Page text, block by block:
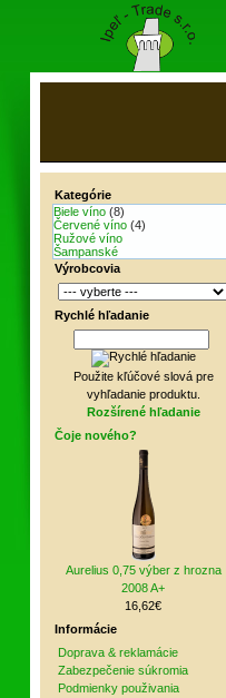
Kategórie
Biele víno (8)
Červené víno (4)
Ružové víno
Šampanské
Výrobcovia
Rychlé hľadanie
Použite kľúčové slová pre
vyhľadanie produktu.
Rozšírené hľadanie
Čoje nového?
Aurelius 0,75 výber z hrozna
2008 A+
16,62€
Informácie
Doprava & reklamácie
Zabezpečenie súkromia
Podmienky použivania